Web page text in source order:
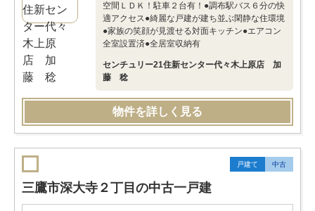
空間ＬＤＫ！駐車２台有！●調布駅バス６分の快
適アクセス●綺麗な戸建が建ち並ぶ閑静な住環境
●家族の笑顔が見渡せる対面キッチン●エアコン
全室設置済●全居室収納有
センチュリー21住新センター代々木上原店 加
藤 稔
物件を詳しく見る
戸建て 中古
三鷹市深大寺２丁目の中古一戸建